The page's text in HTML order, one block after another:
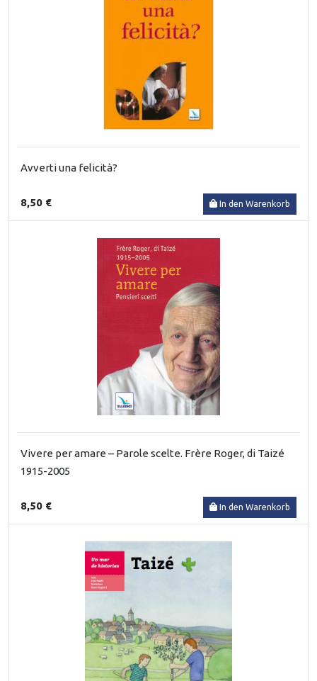
Avverti una felicità?
8,50 € In den Warenkorb
Vivere per amare – Parole scelte. Frère Roger, di Taizé
1915-2005
8,50 € In den Warenkorb